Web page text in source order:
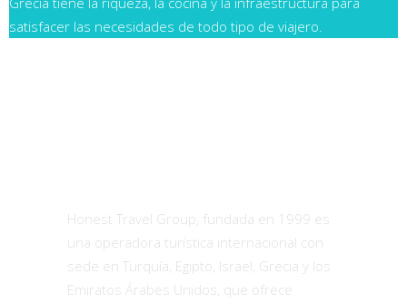
satisfacer las necesidades de todo tipo de viajero.
Honest Travel Group, fundada en 1999 es
una operadora turística internacional con
sede en Turquía, Egipto, Israel, Grecia y los
Emiratos Árabes Unidos, que ofrece